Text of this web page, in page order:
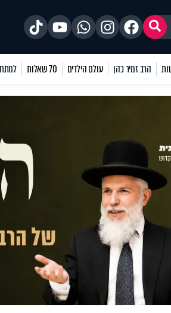
הרב זמיר כהן עולם הילדים 70 שאלות